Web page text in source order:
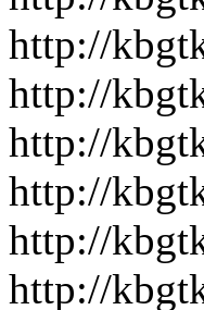
http://
http://
http://
http://
http://
http://